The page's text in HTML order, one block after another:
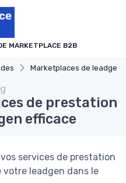
MARKETPLACE B2B
Marketplaces de leadgen
de prestation
efficace
services de prestation
leadgen dans le